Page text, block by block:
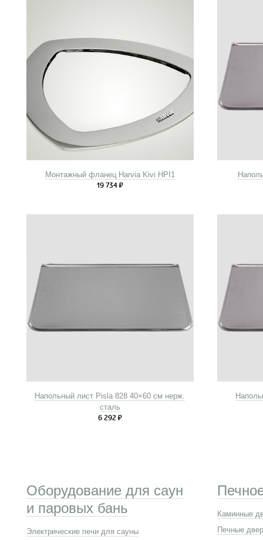
Монтажный фланец Harvia Kivi HPI1
19 734₽
Напольный лист Pisla 828 40×60 см нерж.
сталь
6 292₽
Оборудование для саун
и паровых бань
Электрические печи для сауны
Каминные
Печные